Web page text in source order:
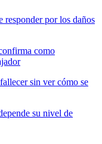
responder por los daños
como
sin ver cómo se
su nivel de